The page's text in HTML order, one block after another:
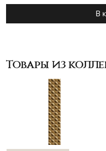
В
Товары из